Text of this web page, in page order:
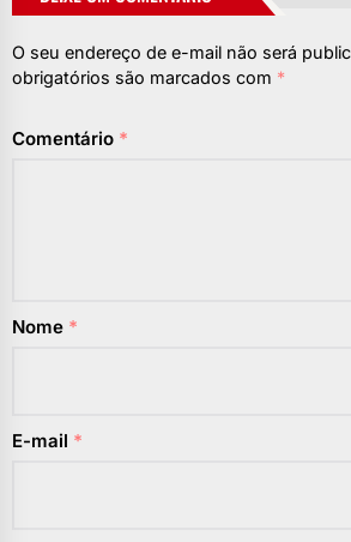
O seu endereço de e-mail não será
obrigatórios são marcados com *
Comentário *
Nome *
E-mail *